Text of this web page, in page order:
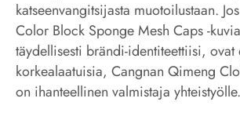
katseenvangitsijasta muotoilustaan.
Color Block Sponge Mesh Caps -
täydellisesti brändi-identiteettiisi,
korkealaatuisia, Cangnan Qimeng
on ihanteellinen valmistaja yhteistyölle.